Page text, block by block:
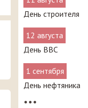
День строителя
12 августа
День ВВС
1 сентября
День нефтяника
•••